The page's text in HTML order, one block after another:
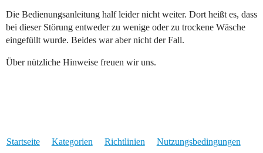
Die Bedienungsanleitung half leider nicht weiter. Dort heißt es, dass
bei dieser Störung entweder zu wenige oder zu trockene Wäsche
eingefüllt wurde. Beides war aber nicht der Fall.
Über nützliche Hinweise freuen wir uns.
Startseite Kategorien Richtlinien Nutzungsbedingungen